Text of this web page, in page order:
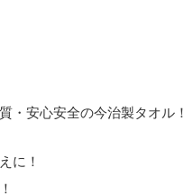
・安心安全の今治製タオル！
に！